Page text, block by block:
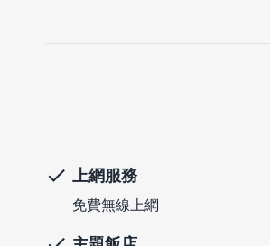
上網服務
免費無線上網